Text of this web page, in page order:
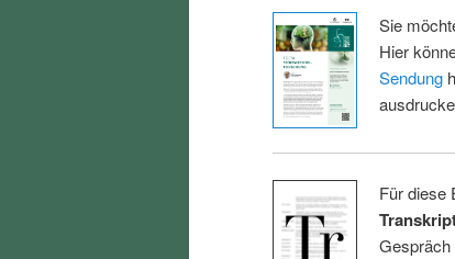
Sie
Hier
Sendung
Für diese
Gespräch